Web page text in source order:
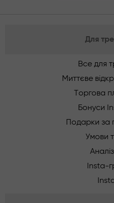
Для
Все для
Миттєве
Торгова
Бонуси
Подарки за
Умови
Insta-